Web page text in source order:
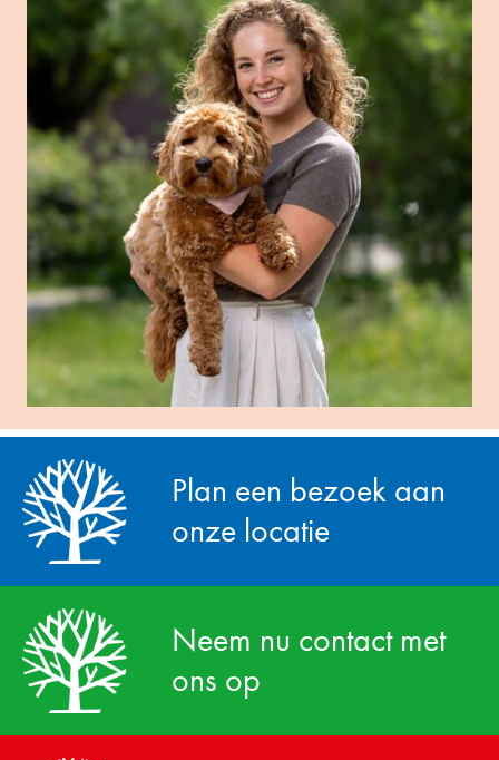
Plan een bezoek aan
onze locatie
Neem nu contact met
ons op